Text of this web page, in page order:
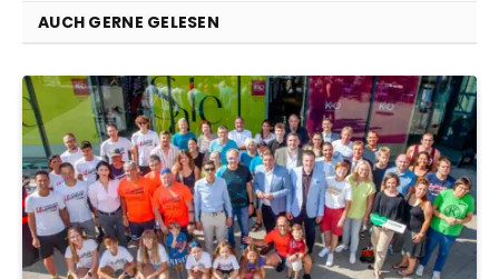
AUCH GERNE GELESEN